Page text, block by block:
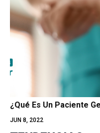
¿Qué Es Un Paciente
JUN 8, 2022